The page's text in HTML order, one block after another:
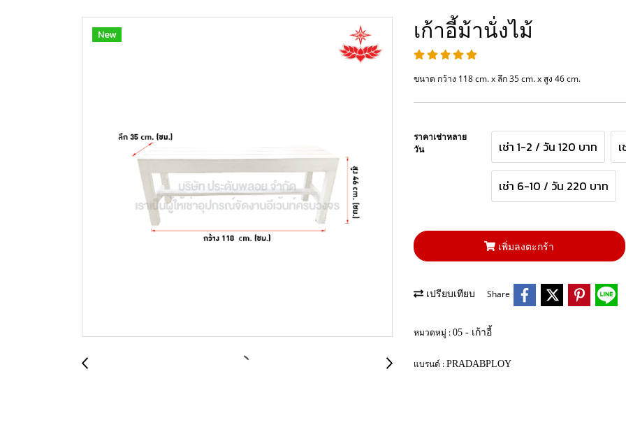
New เก้าอี้ม้านั่งไม้
ขนาด กว้าง 118 cm. x ลึก 35 cm. x สูง 46 cm.
ราคาเช่าหลาย
วัน
เช่า 1-2 / วัน 120 บาท
เช่า 6-10 / วัน 220 บาท
เพิ่มลงตะกร้า
เปรียบเทียบ Share
หมวดหมู่ : 05 - เก้าอี้
แบรนด์ : PRADABPLOY